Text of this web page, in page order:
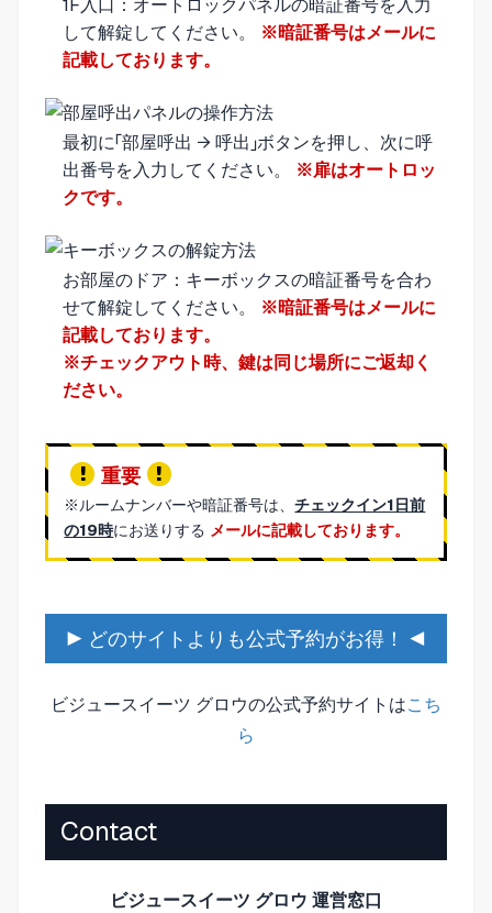
1F入口：オートロックパネルの暗証番号を入力
して解錠してください。
※暗証番号はメールに
記載しております。
最初に「部屋呼出 → 呼出」ボタンを押し、次に呼
出番号を入力してください。
※扉はオートロッ
クです。
お部屋のドア：キーボックスの暗証番号を合わ
せて解錠してください。
※暗証番号はメールに
記載しております。
※チェックアウト時、鍵は同じ場所にご返却く
ださい。
重要
※ルームナンバーや暗証番号は、チェックイン1日前
の19時にお送りする メールに記載しております。
▶ どのサイトよりも公式予約がお得！ ◀
ビジュースイーツ グロウの公式予約サイトはこち
ら
Contact
ビジュースイーツ グロウ 運営窓口